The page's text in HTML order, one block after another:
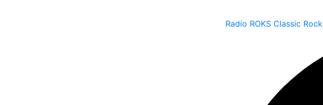
Radio ROKS Classic Rock